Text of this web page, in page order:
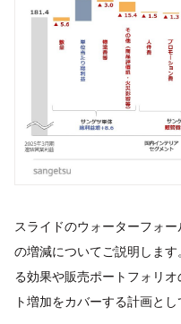
スライドのウォーターフォ
の増減についてご説明しま
る効果や販売ポートフォリ
ト増加をカバーする計画とし